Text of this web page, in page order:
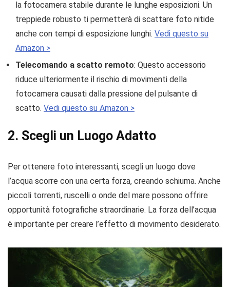
la fotocamera stabile durante le lunghe esposizioni. Un
treppiede robusto ti permetterà di scattare foto nitide
anche con tempi di esposizione lunghi. Vedi questo su
Amazon >
Telecomando a scatto remoto: Questo accessorio
riduce ulteriormente il rischio di movimenti della
fotocamera causati dalla pressione del pulsante di
scatto. Vedi questo su Amazon >
2. Scegli un Luogo Adatto
Per ottenere foto interessanti, scegli un luogo dove
l’acqua scorre con una certa forza, creando schiuma. Anche
piccoli torrenti, ruscelli o onde del mare possono offrire
opportunità fotografiche straordinarie. La forza dell’acqua
è importante per creare l’effetto di movimento desiderato.